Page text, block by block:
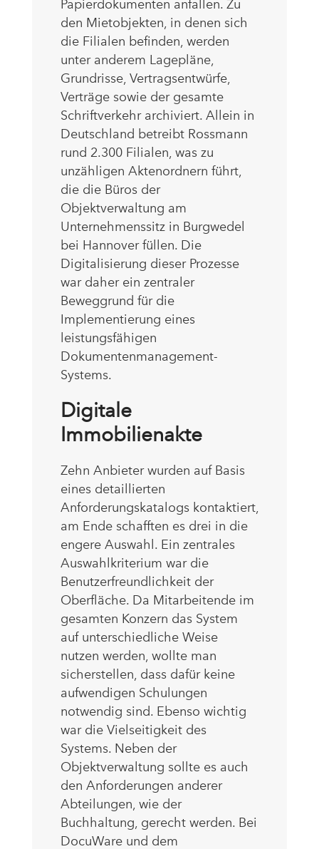
Papierdokumenten anfallen. Zu
den Mietobjekten, in denen sich
die Filialen befinden, werden
unter anderem Lagepläne,
Grundrisse, Vertragsentwürfe,
Verträge sowie der gesamte
Schriftverkehr archiviert. Allein in
Deutschland betreibt Rossmann
rund 2.300 Filialen, was zu
unzähligen Aktenordnern führt,
die die Büros der
Objektverwaltung am
Unternehmenssitz in Burgwedel
bei Hannover füllen. Die
Digitalisierung dieser Prozesse
war daher ein zentraler
Beweggrund für die
Implementierung eines
leistungsfähigen
Dokumentenmanagement-
Systems.
Digitale
Immobilienakte
Zehn Anbieter wurden auf Basis
eines detaillierten
Anforderungskatalogs kontaktiert,
am Ende schafften es drei in die
engere Auswahl. Ein zentrales
Auswahlkriterium war die
Benutzerfreundlichkeit der
Oberfläche. Da Mitarbeitende im
gesamten Konzern das System
auf unterschiedliche Weise
nutzen werden, wollte man
sicherstellen, dass dafür keine
aufwendigen Schulungen
notwendig sind. Ebenso wichtig
war die Vielseitigkeit des
Systems. Neben der
Objektverwaltung sollte es auch
den Anforderungen anderer
Abteilungen, wie der
Buchhaltung, gerecht werden. Bei
DocuWare und dem